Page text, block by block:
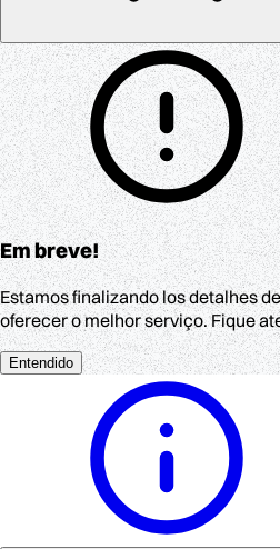
Em breve!
Estamos finalizando los detalhes
oferecer o melhor serviço. Fique
Entendido